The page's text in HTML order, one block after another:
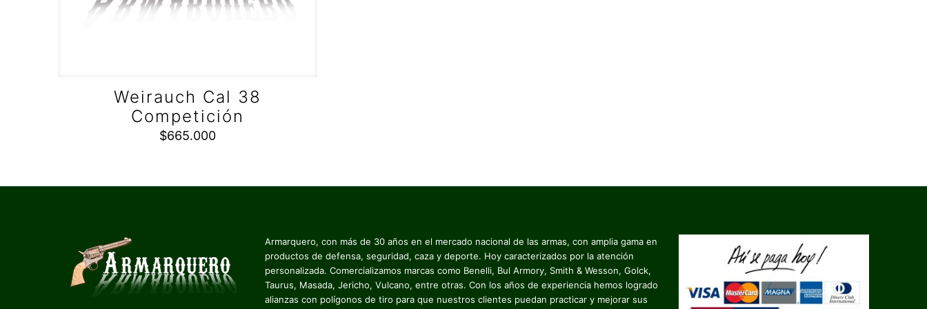
Weirauch Cal 38
Competición
$665.000
Armarquero, con más de 30 años en el mercado nacional de las armas, con amplia gama en
productos de defensa, seguridad, caza y deporte. Hoy caracterizados por la atención
personalizada. Comercializamos marcas como Benelli, Bul Armory, Smith & Wesson, Golck,
Taurus, Masada, Jericho, Vulcano, entre otras. Con los años de experiencia hemos logrado
alianzas con polígonos de tiro para que nuestros clientes puedan practicar y mejorar sus